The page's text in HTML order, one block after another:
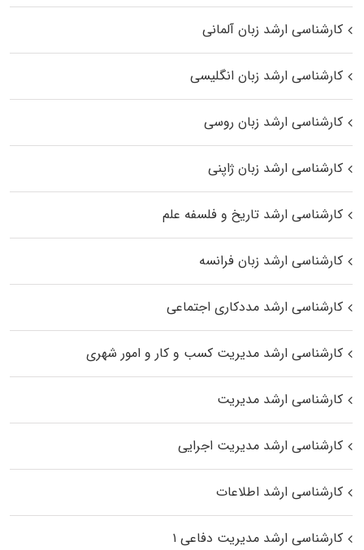
کارشناسی ارشد زبان آلمانی
کارشناسی ارشد زبان انگلیسی
کارشناسی ارشد زبان روسی
کارشناسی ارشد زبان ژاپنی
کارشناسی ارشد تاریخ و فلسفه علم
کارشناسی ارشد زبان فرانسه
کارشناسی ارشد مددکاری اجتماعی
کارشناسی ارشد مدیریت کسب و کار و امور شهری
کارشناسی ارشد مدیریت
کارشناسی ارشد مدیریت اجرایی
کارشناسی ارشد اطلاعات
کارشناسی ارشد مدیریت دفاعی ۱